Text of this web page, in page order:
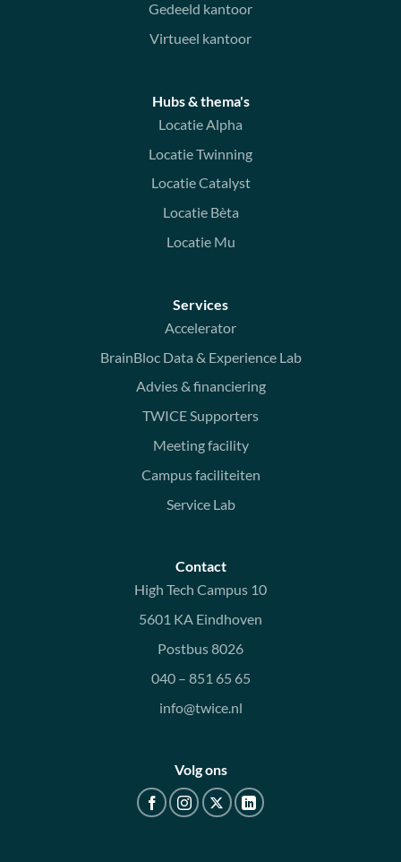
Gedeeld kantoor
Virtueel kantoor
Hubs & thema's
Locatie Alpha
Locatie Twinning
Locatie Catalyst
Locatie Bèta
Locatie Mu
Services
Accelerator
BrainBloc Data & Experience Lab
Advies & financiering
TWICE Supporters
Meeting facility
Campus faciliteiten
Service Lab
Contact
High Tech Campus 10
5601 KA Eindhoven
Postbus 8026
040 – 851 65 65
info@twice.nl
Volg ons